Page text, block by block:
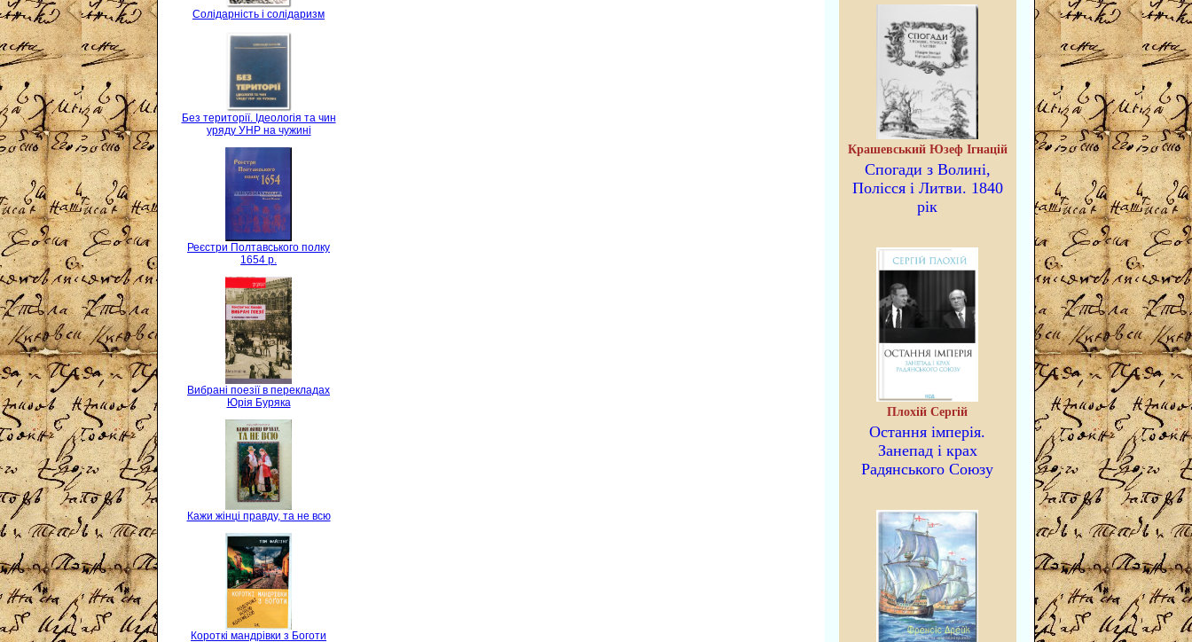
Солідарність і солідаризм
Без території. Ідеологія та чин
уряду УНР на чужині
Реєстри Полтавського полку
1654 р.
Вибрані поезії в перекладах
Юрія Буряка
Кажи жінці правду, та не всю
Короткі мандрівки з Боготи
Крашевський Юзеф Ігнацій
Спогади з Волині,
Полісся і Литви. 1840
рік
Плохій Сергій
Остання імперія.
Занепад і крах
Радянського Союзу